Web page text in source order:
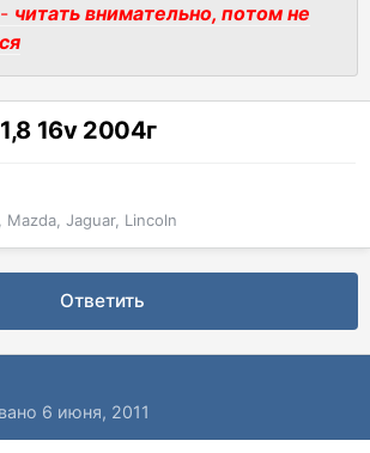
- читать внимательно, потом не
16v 2004г
Mazda, Jaguar, Lincoln
Ответить
6 июня, 2011